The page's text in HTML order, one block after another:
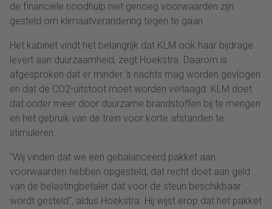
de financiële noodhulp niet genoeg voorwaarden zijn
gesteld om klimaatverandering tegen te gaan.
Het kabinet vindt het belangrijk dat KLM ook haar bijdrage
levert aan duurzaamheid, zegt Hoekstra. Daarom is
afgesproken dat er minder 's nachts mag worden gevlogen
en dat de CO2-uitstoot moet worden verlaagd. KLM doet
dat onder meer door duurzame brandstoffen bij te mengen
en het gebruik van de trein voor korte afstanden te
stimuleren.
"Wij vinden dat we een gebalanceerd pakket aan
voorwaarden hebben opgesteld, dat recht doet aan geld
van de belastingbetaler dat voor de steun beschikbaar
wordt gesteld", aldus Hoekstra. Hij wijst erop dat het pakket